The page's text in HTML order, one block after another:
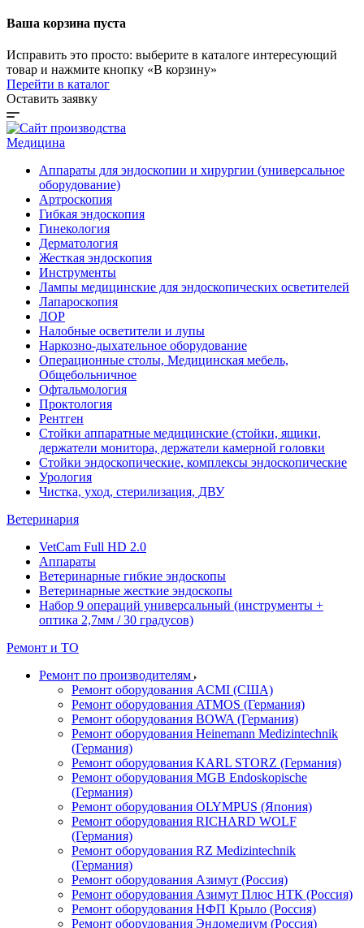
Ваша корзина пуста
Исправить это просто: выберите в каталоге интересующий
товар и нажмите кнопку «В корзину»
Перейти в каталог
Оставить заявку
Медицина
Аппараты для эндоскопии и хирургии (универсальное
оборудование)
Артроскопия
Гибкая эндоскопия
Гинекология
Дерматология
Жесткая эндоскопия
Инструменты
Лампы медицинские для эндоскопических осветителей
Лапароскопия
ЛОР
Налобные осветители и лупы
Наркозно-дыхательное оборудование
Операционные столы, Медицинская мебель,
Общебольничное
Офтальмология
Проктология
Рентген
Стойки аппаратные медицинские (стойки, ящики,
держатели монитора, держатели камерной головки
Стойки эндоскопические, комплексы эндоскопические
Урология
Чистка, уход, стерилизация, ДВУ
Ветеринария
VetCam Full HD 2.0
Аппараты
Ветеринарные гибкие эндоскопы
Ветеринарные жесткие эндоскопы
Набор 9 операций универсальный (инструменты +
оптика 2,7мм / 30 градусов)
Ремонт и ТО
Ремонт по производителям
Ремонт оборудования ACMI (США)
Ремонт оборудования ATMOS (Германия)
Ремонт оборудования BOWA (Германия)
Ремонт оборудования Heinemann Medizintechnik
(Германия)
Ремонт оборудования KARL STORZ (Германия)
Ремонт оборудования MGB Endoskopische
(Германия)
Ремонт оборудования OLYMPUS (Япония)
Ремонт оборудования RICHARD WOLF
(Германия)
Ремонт оборудования RZ Medizintechnik
(Германия)
Ремонт оборудования Азимут (Россия)
Ремонт оборудования Азимут Плюс НТК (Россия)
Ремонт оборудования НФП Крыло (Россия)
Ремонт оборудования Эндомедиум (Россия)